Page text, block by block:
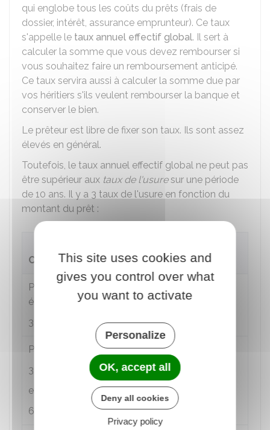
qui englobe tous les coûts du prêts (frais de
dossier, intérêt, assurance emprunteur). Ce taux
s'appelle le taux annuel effectif global. Il sert à
calculer la somme que vous devez rembourser si
vous souhaitez faire un remboursement anticipé.
Ce taux servira aussi à calculer la somme due par
vos héritiers s'ils veulent rembourser la banque et
conserver le bien.
Le prêteur est libre de fixer son taux. Ils sont assez
élevés en général.
Toutefois, le taux annuel effectif global ne peut pas
être supérieur aux taux de l'usuresur une période
de 10 ans. Il y a 3 taux de l'usure en fonction du
montant du prêt :
Crédits
l'usure
Prêts d'un montant inférieur ou
égal à
3 000 €
Prêts d'un montant supérieur à
3 000 €
et inférieur ou égal à
6 000 €
This site uses cookies and
gives you control over what
you want to activate
Personalize
OK, accept all
Deny all cookies
Privacy policy